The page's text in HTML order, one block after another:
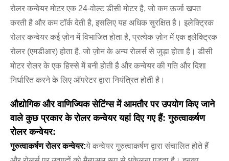
रोलर कन्वेयर मोटर एक 24-वोल्ट डीसी मोटर है, जो कम ऊर्जा खपत
करती है और कम टॉर्क देती है, इसलिए यह अधिक सुरक्षित है। इलेक्ट्रिक
रोलर कन्वेयर कई ज़ोन में विभाजित होता है, प्रत्येक ज़ोन में एक इलेक्ट्रिक
रोलर (एमडीआर) होता है, जो ज़ोन के अन्य रोलर्स से जुड़ा होता है। डीसी
मोटर रोलर के एक हिस्से में बनी होती है और कन्वेयर की गति और दिशा
निर्धारित करने के लिए ऑपरेटर द्वारा नियंत्रित होती है।
औद्योगिक और वाणिज्यिक सेटिंग्स में आमतौर पर उपयोग किए जाने
वाले कुछ प्रकार के रोलर कन्वेयर यहां दिए गए हैं: गुरुत्वाकर्षण
रोलर कन्वेयर:
गुरुत्वाकर्षण रोलर कन्वेयर:ये कन्वेयर गुरुत्वाकर्षण द्वारा संचालित होते हैं